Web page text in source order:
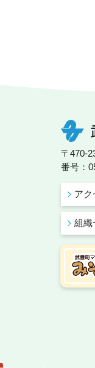
〒470-
番号：
アク
組織